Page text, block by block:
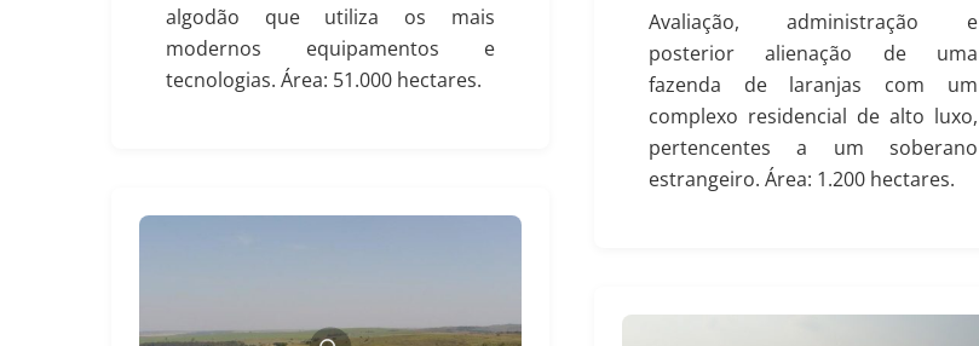
algodão que utiliza os mais
modernos equipamentos e
tecnologias. Área: 51.000 hectares.
Avaliação, administração e
posterior alienação de uma
fazenda de laranjas com um
complexo residencial de alto luxo,
pertencentes a um soberano
estrangeiro. Área: 1.200 hectares.